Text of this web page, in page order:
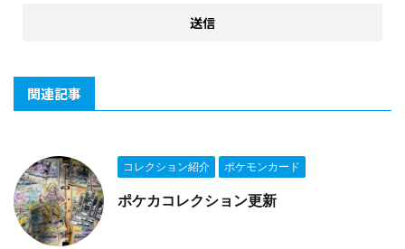
関連記事
コレクション紹介 ポケモンカード
ポケカコレクション更新